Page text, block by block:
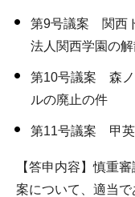
第9号議案 関西
法人関西学園の
第10号議案 森ノ
ルの廃止の件
第11号議案 甲英
【答申内容】慎重
案について、適当で